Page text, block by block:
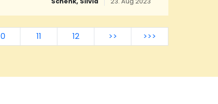
Nistplatz, um ein neues Volk zu
auch verlassenen Vogelnestern
ihrem Honigmagen angelegt hat,
kalt
11 12 >> >>>